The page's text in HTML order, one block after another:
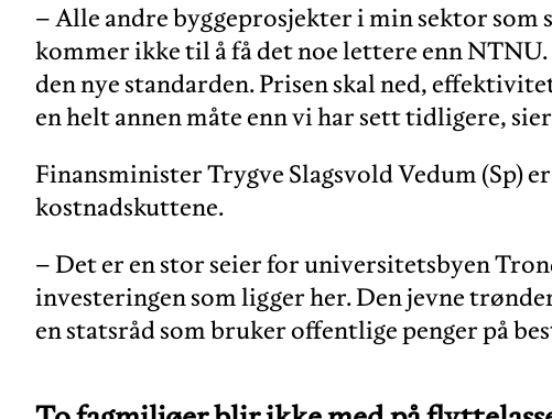
– Alle andre byggeprosjekter i min sektor som
kommer ikke til å få det noe lettere enn
den nye standarden. Prisen skal ned,
en helt annen måte enn vi har sett tidligere,
Finansminister Trygve Slagsvold Vedum (Sp)
kostnadskuttene.
– Det er en stor seier for universitetsbyen
investeringen som ligger her. Den jevne
en statsråd som bruker offentlige penger på